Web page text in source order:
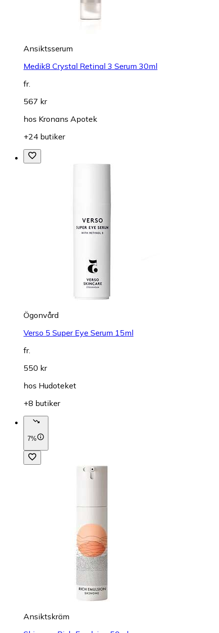
Ansiktsserum
Medik8 Crystal Retinal 3 Serum 30ml
fr.
567 kr
hos Kronans Apotek
+24 butiker
Ögonvård
Verso 5 Super Eye Serum 15ml
fr.
550 kr
hos Hudoteket
+8 butiker
7%
Ansiktskräm